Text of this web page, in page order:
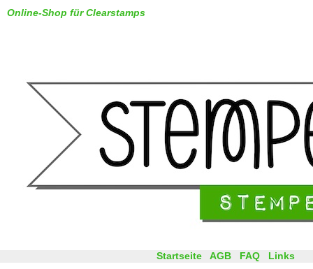
Online-Shop für Clearstamps
Startseite AGB FAQ Links